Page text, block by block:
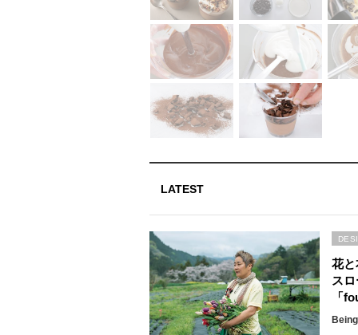
LATEST
花
ス
「